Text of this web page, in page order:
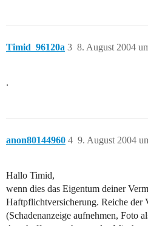
Timid_96120a 8. August 2004
3
.
anon80144960 9. August 2004
4
Hallo Timid,
wenn dies das Eigentum deiner
Haftpflichtversicherung. Reiche der
(Schadenanzeige aufnehmen, Foto